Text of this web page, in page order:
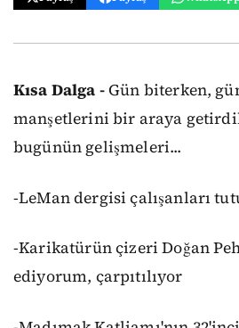
Kısa Dalga -Gün biterken,
manşetlerini bir araya
bugünün gelişmeleri...
-LeMan dergisi çalışanları
-Karikatürün çizeri Doğan
ediyorum, çarpıtılıyor